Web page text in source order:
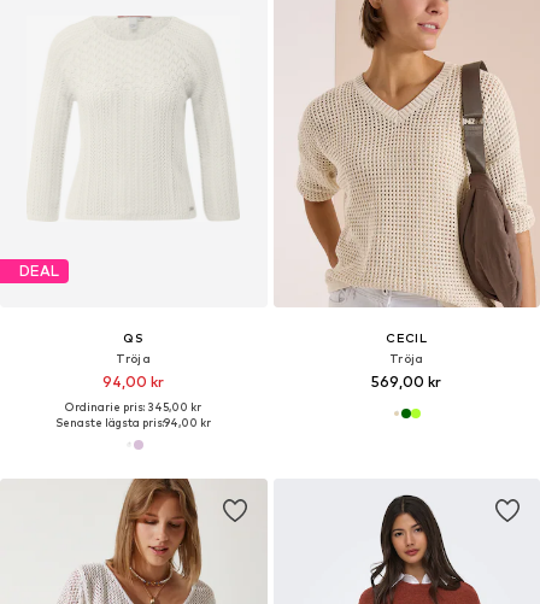
DEAL
QS
Tröja
94,00 kr
Ordinarie pris: 345,00 kr
Senaste lägsta pris:94,00 kr
CECIL
Tröja
569,00 kr